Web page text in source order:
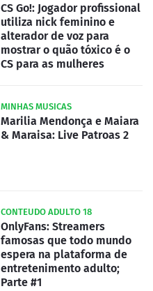
CS Go!: Jogador profissional
utiliza nick feminino e
alterador de voz para
mostrar o quão tóxico é o
CS para as mulheres
MINHAS MUSICAS
Marilia Mendonça e Maiara
& Maraisa: Live Patroas 2
CONTEUDO ADULTO 18
OnlyFans: Streamers
famosas que todo mundo
espera na plataforma de
entretenimento adulto;
Parte #1